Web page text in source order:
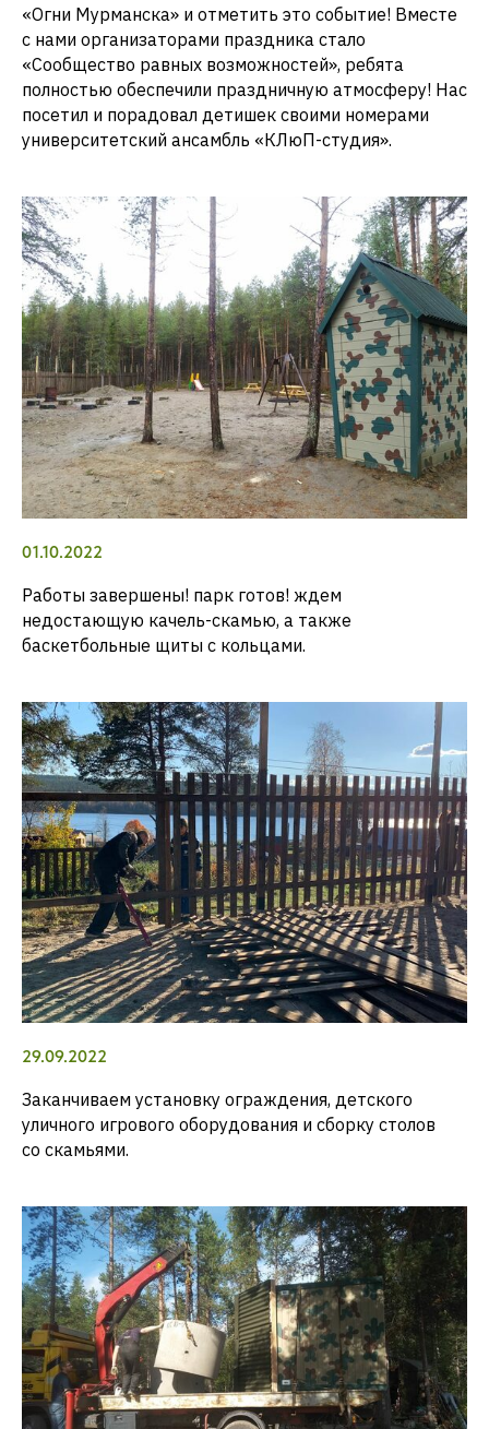
«Огни Мурманска» и отметить это событие! Вместе
с нами организаторами праздника стало
«Сообщество равных возможностей», ребята
полностью обеспечили праздничную атмосферу! Нас
посетил и порадовал детишек своими номерами
университетский ансамбль «КЛюП-студия».
01.10.2022
Работы завершены! парк готов! ждем
недостающую качель-скамью, а также
баскетбольные щиты с кольцами.
29.09.2022
Заканчиваем установку ограждения, детского
уличного игрового оборудования и сборку столов
со скамьями.